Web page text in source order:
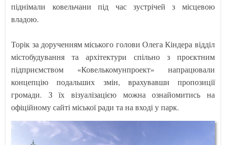
піднімали ковельчани під час зустрічей з місцевою
владою.
Торік за дорученням міського голови Олега Кіндера відділ
містобудування та архітектури спільно з проєктним
підприємством «Ковелькомунпроект» напрацювали
концепцію подальших змін, врахувавши пропозиції
громади. З їх візуалізацією можна ознайомитись на
офіційному сайті міської ради та на вході у парк.